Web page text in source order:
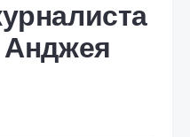
Анджея